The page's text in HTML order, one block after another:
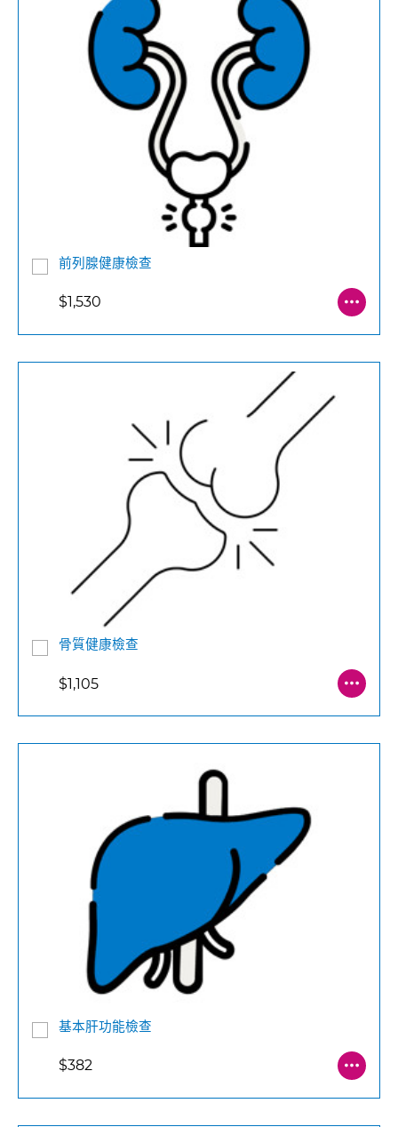
前列腺健康檢查
$1,530
骨質健康檢查
$1,105
基本肝功能檢查
$382